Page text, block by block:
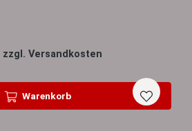
Versandkosten
Warenkorb